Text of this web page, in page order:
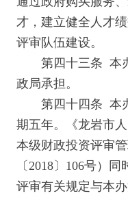
才，建立健全人才
评审队伍建设。
第四十三条 本办
政局承担。
第四十四条 本办
期五年。《龙岩市
本级财政投资评审
〔2018〕106号）
评审有关规定与本